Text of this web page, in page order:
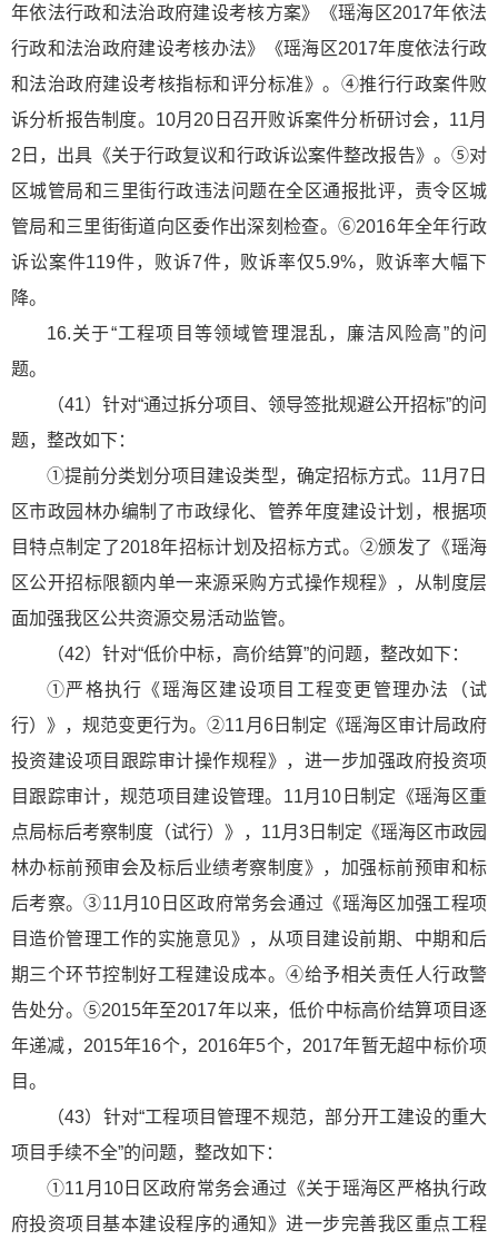
年依法行政和法治政府建设考核方案》《瑶海区2017年依法
行政和法治政府建设考核办法》《瑶海区2017年度依法行政
和法治政府建设考核指标和评分标准》。④推行行政案件败
诉分析报告制度。10月20日召开败诉案件分析研讨会，11月
2日，出具《关于行政复议和行政诉讼案件整改报告》。⑤对
区城管局和三里街行政违法问题在全区通报批评，责令区城
管局和三里街街道向区委作出深刻检查。⑥2016年全年行政
诉讼案件119件，败诉7件，败诉率仅5.9%，败诉率大幅下
降。
16.关于“工程项目等领域管理混乱，廉洁风险高”的问
题。
（41）针对“通过拆分项目、领导签批规避公开招标”的问
题，整改如下：
①提前分类划分项目建设类型，确定招标方式。11月7日
区市政园林办编制了市政绿化、管养年度建设计划，根据项
目特点制定了2018年招标计划及招标方式。②颁发了《瑶海
区公开招标限额内单一来源采购方式操作规程》，从制度层
面加强我区公共资源交易活动监管。
（42）针对“低价中标，高价结算”的问题，整改如下：
①严格执行《瑶海区建设项目工程变更管理办法（试
行）》，规范变更行为。②11月6日制定《瑶海区审计局政府
投资建设项目跟踪审计操作规程》，进一步加强政府投资项
目跟踪审计，规范项目建设管理。11月10日制定《瑶海区重
点局标后考察制度（试行）》，11月3日制定《瑶海区市政园
林办标前预审会及标后业绩考察制度》，加强标前预审和标
后考察。③11月10日区政府常务会通过《瑶海区加强工程项
目造价管理工作的实施意见》，从项目建设前期、中期和后
期三个环节控制好工程建设成本。④给予相关责任人行政警
告处分。⑤2015年至2017年以来，低价中标高价结算项目逐
年递减，2015年16个，2016年5个，2017年暂无超中标价项
目。
（43）针对“工程项目管理不规范，部分开工建设的重大
项目手续不全”的问题，整改如下：
①11月10日区政府常务会通过《关于瑶海区严格执行政
府投资项目基本建设程序的通知》进一步完善我区重点工程